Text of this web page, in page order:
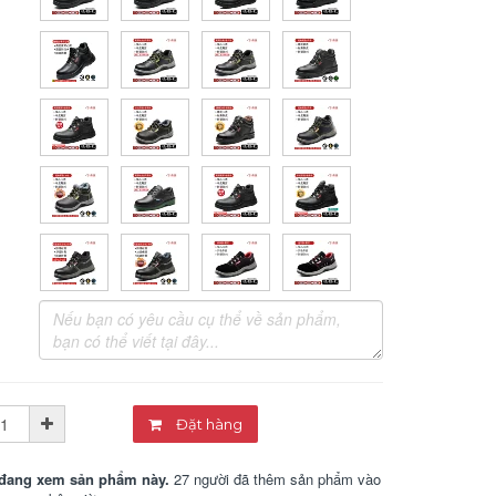
Đặt hàng
xem sản phẩm này. 27 người đã thêm sản phẩm vào